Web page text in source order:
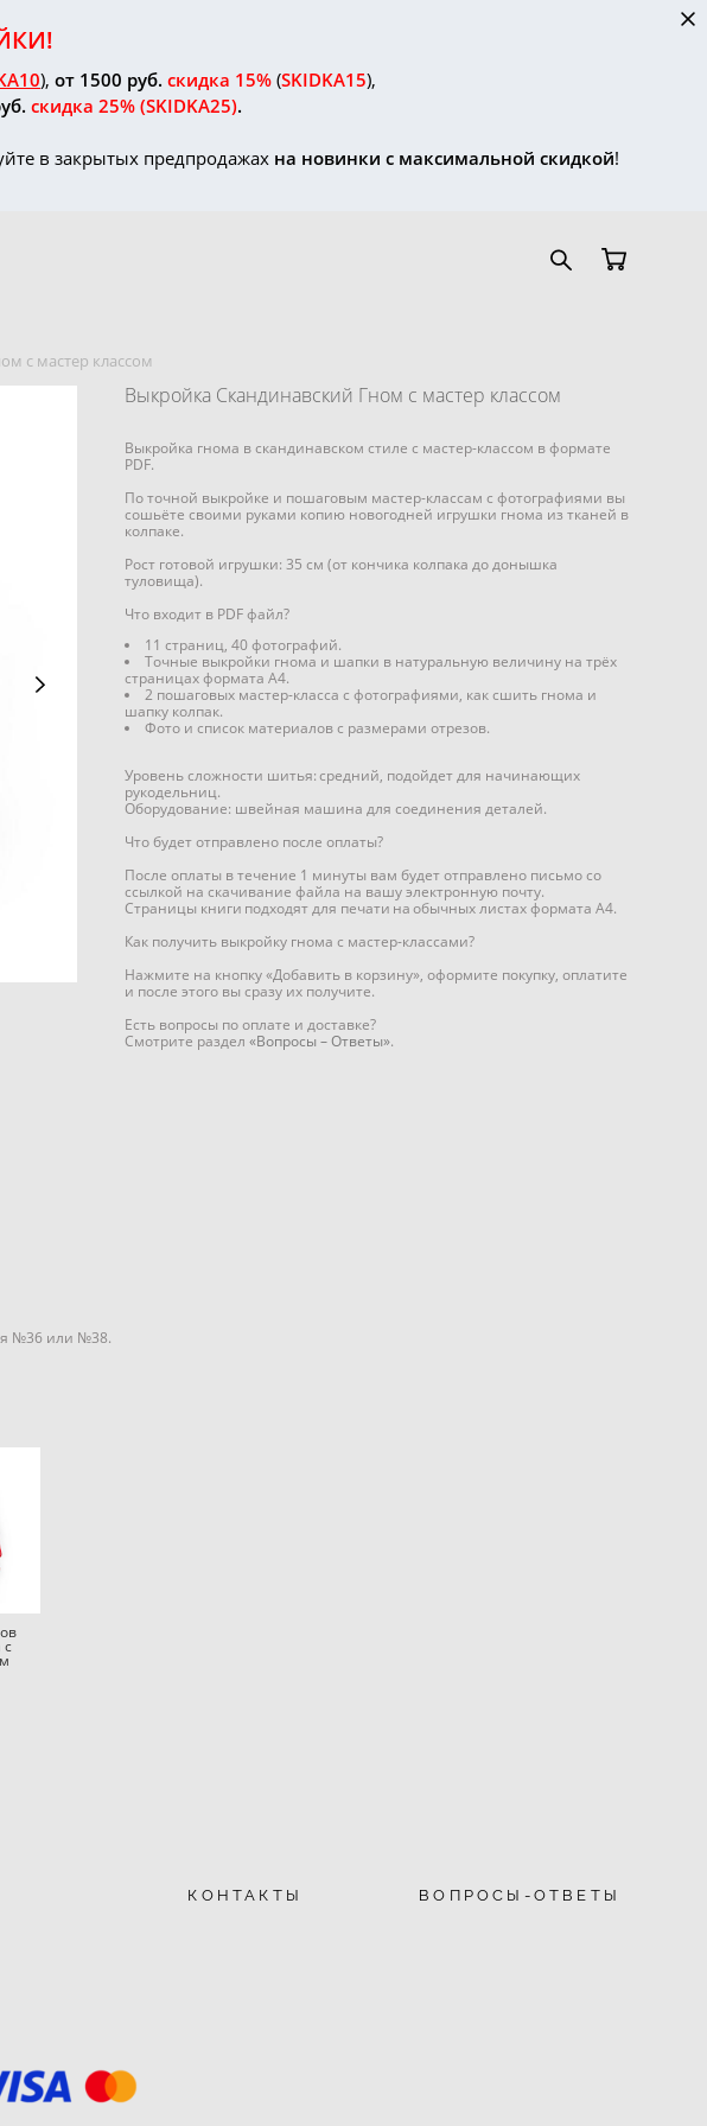
), от 1500 руб. скидка 15% (SKIDKA15),
скидка 25% (SKIDKA25).
в закрытых предпродажах на новинки с максимальной скидкой!
с мастер классом
Выкройка Скандинавский Гном с мастер классом
Выкройка гнома в скандинавском стиле с мастер-классом в формате
PDF.
По точной выкройке и пошаговым мастер-классам с фотографиями вы
сошьёте своими руками копию новогодней игрушки гнома из тканей в
колпаке.
Рост готовой игрушки: 35 см (от кончика колпака до донышка
туловища).
Что входит в PDF файл?
11 страниц, 40 фотографий.
Точные выкройки гнома и шапки в натуральную величину на трёх
страницах формата А4.
2 пошаговых мастер-класса с фотографиями, как сшить гнома и
шапку колпак.
Фото и список материалов с размерами отрезов.
Уровень сложности шитья: средний, подойдет для начинающих
рукодельниц.
Оборудование: швейная машина для соединения деталей.
Что будет отправлено после оплаты?
После оплаты в течение 1 минуты вам будет отправлено письмо со
ссылкой на скачивание файла на вашу электронную почту.
Страницы книги подходят для печати на обычных листах формата А4.
Как получить выкройку гнома с мастер-классами?
Нажмите на кнопку «Добавить в корзину», оформите покупку, оплатите
и после этого вы сразу их получите.
Есть вопросы по оплате и доставке?
Смотрите раздел «Вопросы – Ответы».
№36 или №38.
с
КОНТАКТЫ ВОПРОСЫ-ОТВЕТЫ